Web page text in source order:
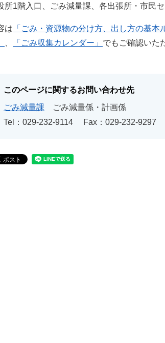
所1階入口、ごみ減量課、各出張所・市民
は 「ごみ・資源物の分け方、出し方の基本
「ごみ収集カレンダー」 でもご確認いた
このページに関するお問い合わせ先
ごみ減量課
ごみ減量係・計画係
Tel：029-232-9114
Fax：029-232-9297